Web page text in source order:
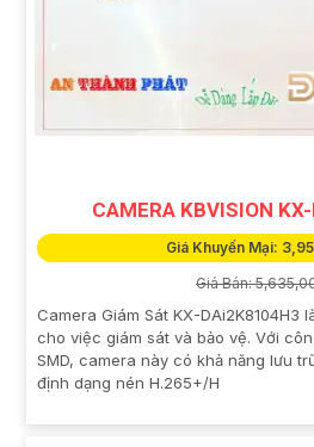
CAMERA KBVISION
Giá Khuyến Mại:
Giá Bán:
Camera Giám Sát KX-DAi2K8104H3
cho việc giám sát và bảo vệ. Với
SMD, camera này có khả năng lưu
định dạng nén H.265+/H